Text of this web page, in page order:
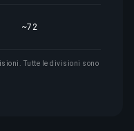
~72
Tutte le divisioni sono